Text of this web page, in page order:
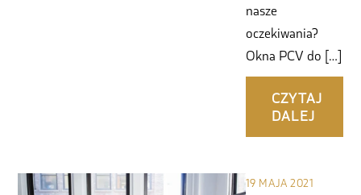
nasze
oczekiwania?
Okna PCV do […]
CZYTAJ
DALEJ
19 MAJA 2021